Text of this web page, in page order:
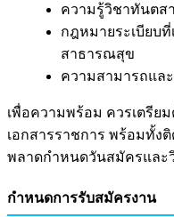
ความรู้วิชาทันตส
กฎหมายระเบียบ
สาธารณสุข
ความสามารถแล
เพื่อความพร้อม ควรเตรีย
เอกสารราชการ พร้อมทั้ง
พลาดกำหนดวันสมัครและ
กำหนดการรับสมัครงาน